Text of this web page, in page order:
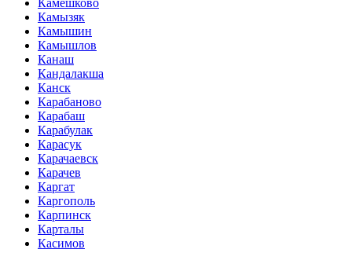
Камызяк
Камышин
Камышлов
Канаш
Кандалакша
Канск
Карабаново
Карабаш
Карабулак
Карасук
Карачаевск
Карачев
Каргат
Каргополь
Карпинск
Карталы
Касимов